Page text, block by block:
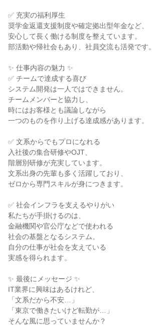
✅ 充実の福利厚生
奨学金返還支援制度や確定拠出型年金など、
安心して長く働ける制度を整えています。
部活動や帰社会もあり、社員交流も活発です。
✨ 仕事内容の魅力 ✨
✅ チームで達成する喜び
システム開発は一人ではできません。
チームメンバーと協力し、
時にはお客様とも議論しながら
一つのものを作り上げる達成感があります。
✅ 文系からでもプロになれる
入社後の集合研修やOJT、
階層別研修が充実しています。
文系出身の先輩も多く活躍しており、
ゼロから専門スキルが身につきます。
✅ 社会インフラを支えるやりがい
私たちが手掛けるのは、
金融機関や官公庁などで使われる
社会の基盤となるシステム。
自分の仕事が社会を支えている
実感を得られます。
✨ 最後にメッセージ ✨
IT業界に興味はあるけれど、
「文系だから不安…」
「東京で働きたいけど転勤が…」
そんな風に思っていませんか？